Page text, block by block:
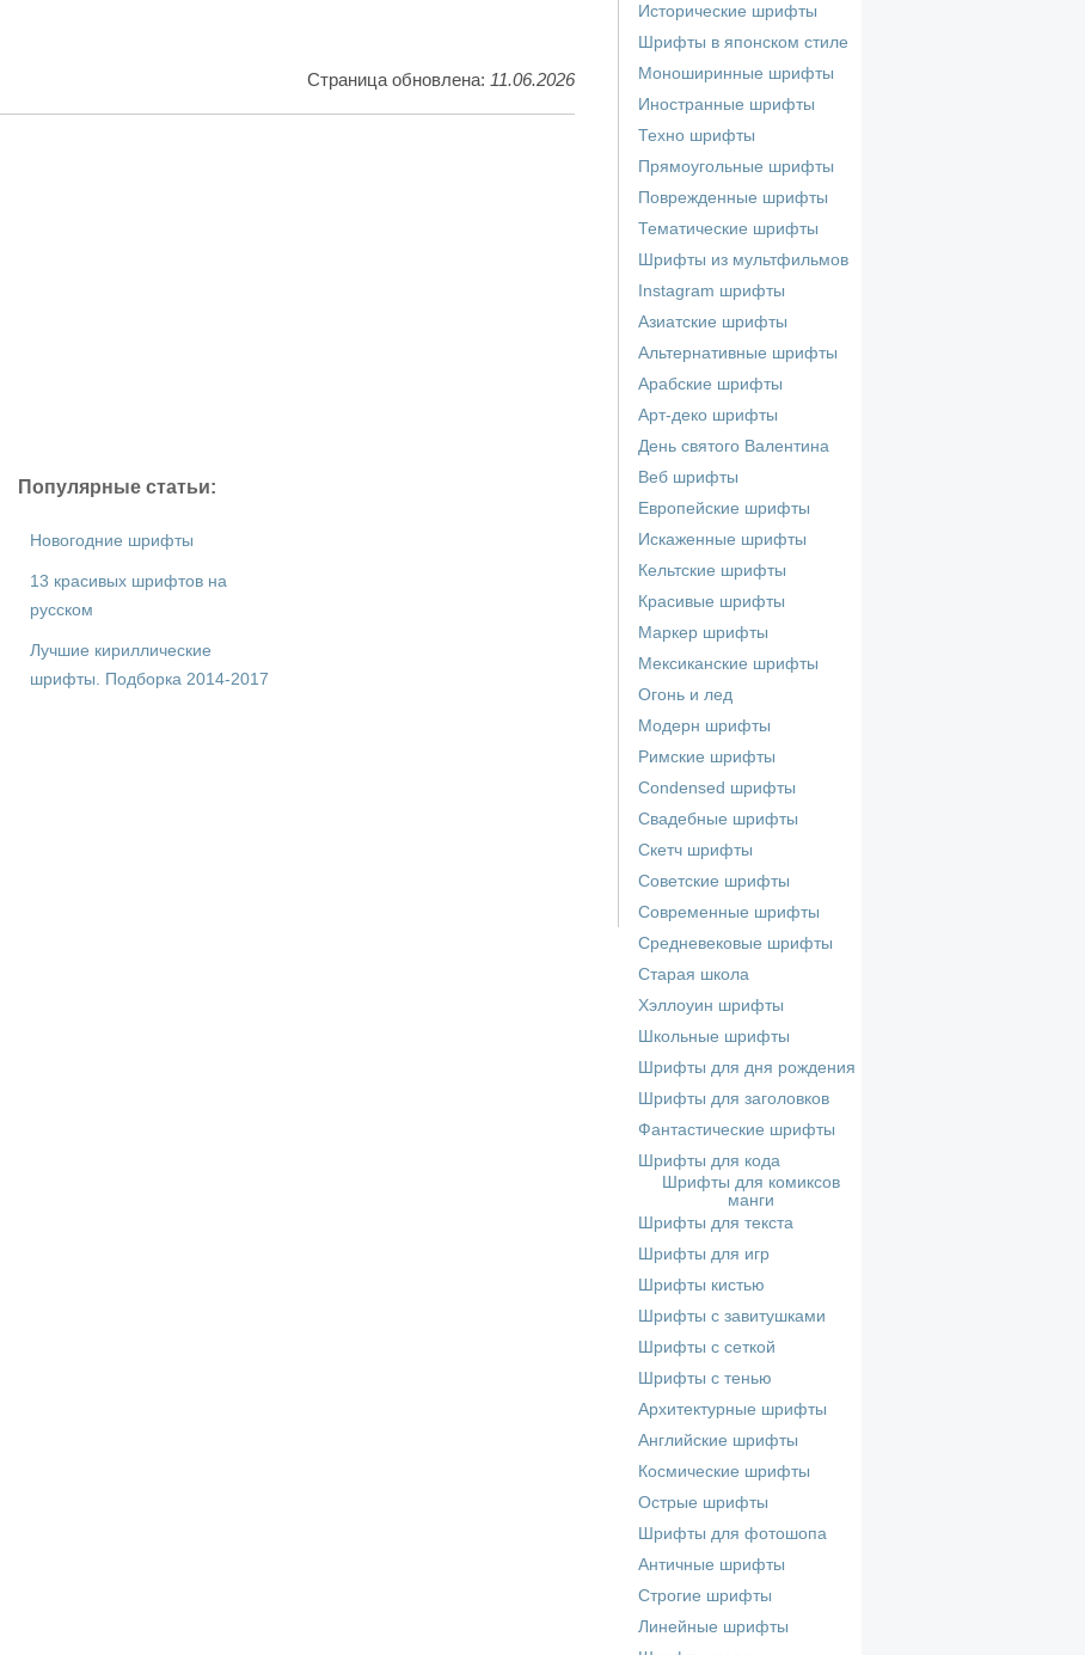
Страница обновлена: 11.06.2026
Популярные статьи:
Новогодние шрифты
13 красивых шрифтов на
русском
Лучшие кириллические
шрифты. Подборка 2014-2017
Исторические шрифты
Шрифты в японском стиле
Моноширинные шрифты
Иностранные шрифты
Техно шрифты
Прямоугольные шрифты
Поврежденные шрифты
Тематические шрифты
Шрифты из мультфильмов
Instagram шрифты
Азиатские шрифты
Альтернативные шрифты
Арабские шрифты
Арт-деко шрифты
День святого Валентина
Веб шрифты
Европейские шрифты
Искаженные шрифты
Кельтские шрифты
Красивые шрифты
Маркер шрифты
Мексиканские шрифты
Огонь и лед
Модерн шрифты
Римские шрифты
Сondensed шрифты
Свадебные шрифты
Скетч шрифты
Советские шрифты
Современные шрифты
Средневековые шрифты
Старая школа
Хэллоуин шрифты
Школьные шрифты
Шрифты для дня рождения
Шрифты для заголовков
Фантастические шрифты
Шрифты для кода
Шрифты для комиксов
манги
Шрифты для текста
Шрифты для игр
Шрифты кистью
Шрифты с завитушками
Шрифты с сеткой
Шрифты с тенью
Архитектурные шрифты
Английские шрифты
Космические шрифты
Острые шрифты
Шрифты для фотошопа
Античные шрифты
Строгие шрифты
Линейные шрифты